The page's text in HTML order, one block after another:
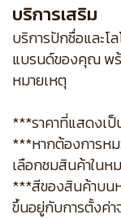
บริการเสริม
บริการปักชื่อและ
แบรนด์ของคุณ พร้
หมายเหตุ
***ราคาที่แสดงเ
***หากต้องการห
เลือกชมสินค้าใน
***สีของสินค้าบน
ขึ้นอยู่กับการตั้งค่